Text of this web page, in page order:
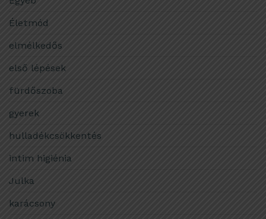
Életmód
elmélkedős
első lépések
fürdőszoba
gyerek
hulladékcsökkentés
intim higiénia
Julka
karácsony